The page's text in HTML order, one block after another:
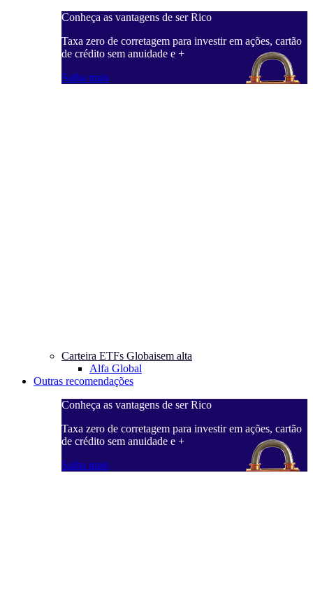
Conheça as vantagens de ser Rico
Taxa zero de corretagem para investir em ações, cartão
de crédito sem anuidade e +
Saiba mais
Carteira ETFs Globaisem alta
Alfa Global
Outras recomendações
Conheça as vantagens de ser Rico
Taxa zero de corretagem para investir em ações, cartão
de crédito sem anuidade e +
Saiba mais